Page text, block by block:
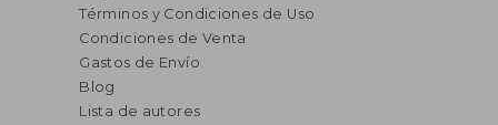
Términos y Condiciones de Uso
Condiciones de Venta
Gastos de Envío
Blog
Lista de autores